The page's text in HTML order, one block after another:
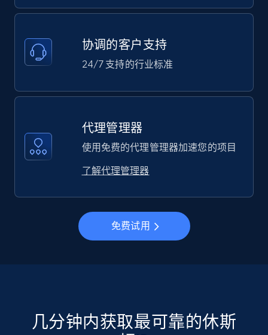
协调的客户支持
24/7 支持的行业标准
代理管理器
使用免费的代理管理器加速您的项目
了解代理管理器
免费试用
几分钟内获取最可靠的休斯